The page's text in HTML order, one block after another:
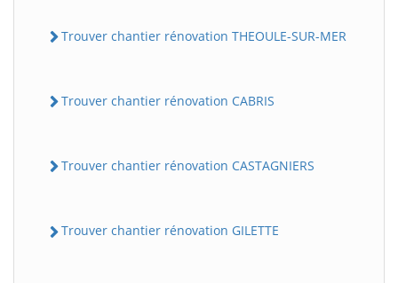
Trouver chantier rénovation THEOULE-SUR-MER
Trouver chantier rénovation CABRIS
Trouver chantier rénovation CASTAGNIERS
Trouver chantier rénovation GILETTE